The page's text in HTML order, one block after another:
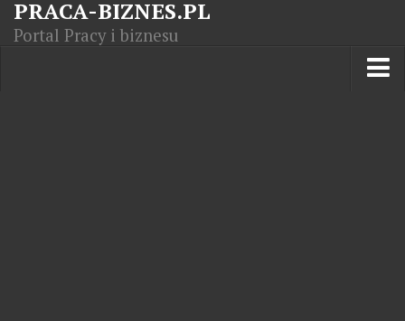
PRACA-BIZNES.PL
Portal Pracy i biznesu